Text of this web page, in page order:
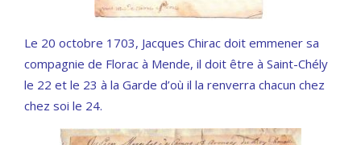
Le 20 octobre 1703, Jacques Chirac doit emmener sa
compagnie de Florac à Mende, il doit être à Saint-Chély
le 22 et le 23 à la Garde d’où il la renverra chacun chez
chez soi le 24.